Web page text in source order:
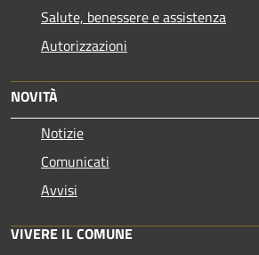
Salute, benessere e assistenza
Autorizzazioni
NOVITÀ
Notizie
Comunicati
Avvisi
VIVERE IL COMUNE